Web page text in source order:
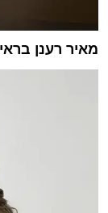
מאיר רענן